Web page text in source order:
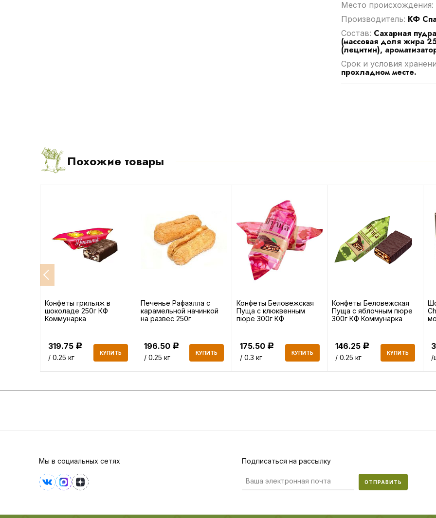
Место происхождения:
Производитель: КФ
Cостав: Сахарная
(массовая доля жира
(лецитин),
Срок и условия
прохладном месте.
Похожие товары
Конфеты грильяж в
шоколаде 250г КФ
Коммунарка
319.75 Р
/ 0.25 кг
КУПИТЬ
Печенье Рафаэлла с
карамельной начинкой
на развес 250г
196.50 Р
/ 0.25 кг
КУПИТЬ
Конфеты Беловежская
Пуща с клюквенным
пюре 300г КФ
175.50 Р
/ 0.3 кг
КУПИТЬ
Конфеты Беловежская
Пуща с яблочным пюре
300г КФ Коммунарка
146.25 Р
/ 0.25 кг
КУПИТЬ
/
Мы в социальных сетях Подписаться на рассылку
ОТПРАВИТЬ